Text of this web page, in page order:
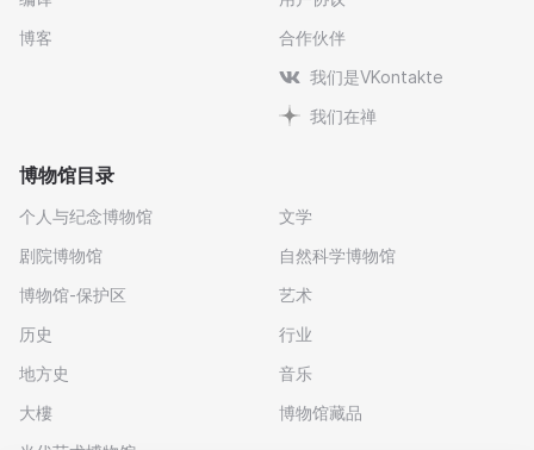
博客
合作伙伴
我们是VKontakte
我们在禅
博物馆目录
个人与纪念博物馆
剧院博物馆
博物馆-保护区
历史
地方史
大樓
文学
自然科学博物馆
艺术
行业
音乐
博物馆藏品